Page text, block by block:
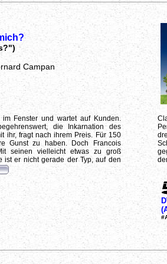
Campan
Fenster und wartet auf Kunden.
die Inkarnation des
ihr, fragt nach ihrem Preis. Für 150
Gunst zu haben. Doch Francois
seinen vielleicht etwas zu groß
ist er nicht gerade der Typ, auf den